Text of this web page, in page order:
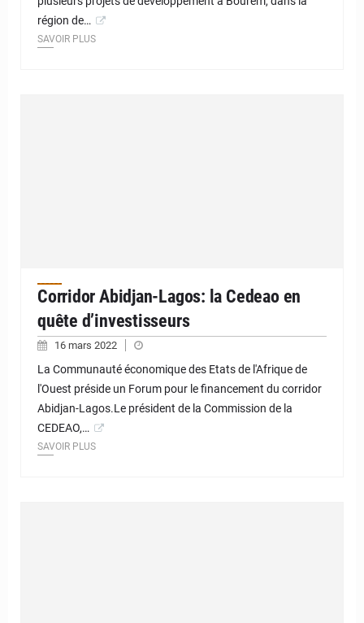
région de…
SAVOIR PLUS
Corridor Abidjan-Lagos: la Cedeao en
quête d’investisseurs
16 mars 2022
La Communauté économique des Etats de l'Afrique de
l'Ouest préside un Forum pour le financement du corridor
Abidjan-Lagos.Le président de la Commission de la
CEDEAO,…
SAVOIR PLUS